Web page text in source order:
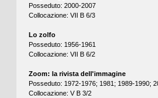
Posseduto: 2000-2007
Collocazione: VII B 6/3
Lo zolfo
Posseduto: 1956-1961
Collocazione: VII B 6/2
Zoom: la rivista dell'immagine
Posseduto: 1972-1976; 1981; 1989-1990;
Collocazione: V B 3/2